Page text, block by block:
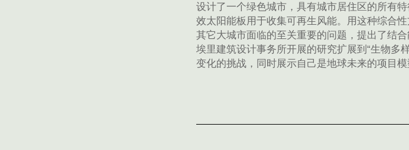
设计了一个绿色城市，具有城市居住区的所有
效太阳能板用于收集可再生风能。用这种综合
其它大城市面临的至关重要的问题，提出了结
埃里建筑设计事务所开展的研究扩展到“生物多
变化的挑战，同时展示自己是地球未来的项目模